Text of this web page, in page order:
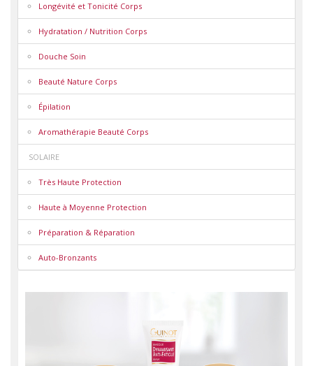
Longévité et Tonicité Corps
Hydratation / Nutrition Corps
Douche Soin
Beauté Nature Corps
Épilation
Aromathérapie Beauté Corps
SOLAIRE
Très Haute Protection
Haute à Moyenne Protection
Préparation & Réparation
Auto-Bronzants